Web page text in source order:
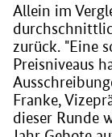
Allein im
zurück. "Eine
Preisniveaus
Franke,
dieser Runde